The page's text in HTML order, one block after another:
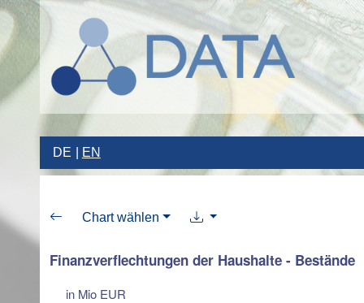
DE EN
Chart wählen
Finanzverflechtungen der Haushalte - Bestände
in Mio EUR